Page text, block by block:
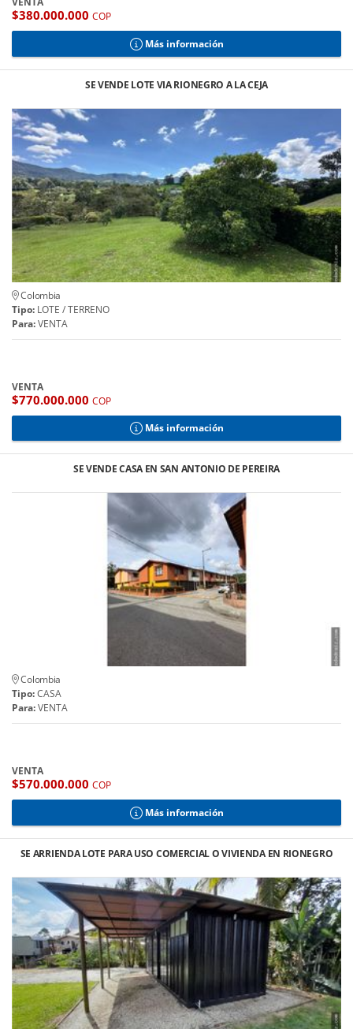
$380.000.000 COP
Más información
SE VENDE LOTE VIA RIONEGRO A LA CEJA
Colombia
Tipo: LOTE / TERRENO
Para:VENTA
VENTA
$770.000.000 COP
Más información
SE VENDE CASA EN SAN ANTONIO DE PEREIRA
Colombia
Tipo:CASA
Para:VENTA
VENTA
$570.000.000 COP
Más información
SE ARRIENDA LOTE PARA USO COMERCIAL O VIVIENDA EN RIONEGRO